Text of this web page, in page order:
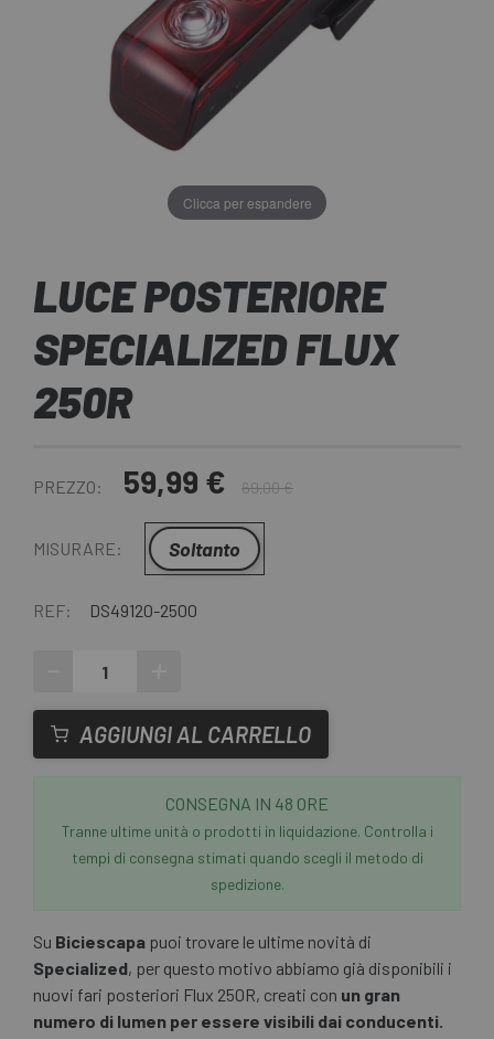
Clicca per espandere
LUCE POSTERIORE
SPECIALIZED FLUX
250R
PREZZO: 59,99 € 69,00 €
MISURARE: Soltanto
REF: DS49120-2500
AGGIUNGI AL CARRELLO
CONSEGNA IN 48 ORE
Tranne ultime unità o prodotti in liquidazione. Controlla i
tempi di consegna stimati quando scegli il metodo di
spedizione.
Su Biciescapa puoi trovare le ultime novità di
Specialized, per questo motivo abbiamo già disponibili i
nuovi fari posteriori Flux 250R, creati con un gran
numero di lumen per essere visibili dai conducenti.